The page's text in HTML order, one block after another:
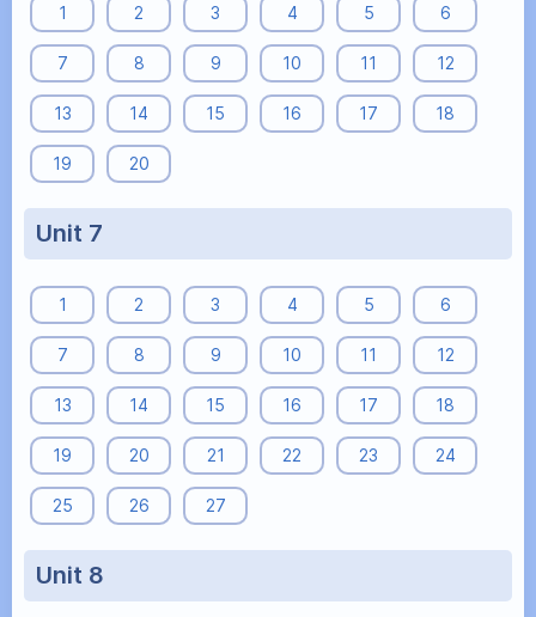
1 2 3 4 5 6
7 8 9 10 11 12
13 14 15 16 17 18
19 20
Unit 7
1 2 3 4 5 6
7 8 9 10 11 12
13 14 15 16 17 18
19 20 21 22 23 24
25 26 27
Unit 8